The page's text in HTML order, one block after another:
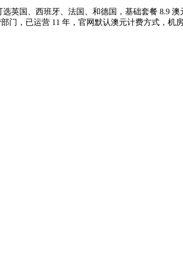
英国、西班牙、法国、和德国，基础套餐 8.9
门，已运营 11 年，官网默认澳元计费方式，